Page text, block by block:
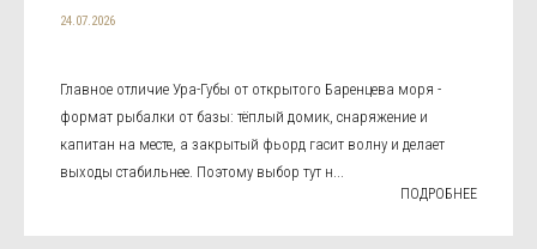
24.07.2026
Главное отличие Ура-Губы от открытого Баренцева моря -
формат рыбалки от базы: тёплый домик, снаряжение и
капитан на месте, а закрытый фьорд гасит волну и делает
выходы стабильнее. Поэтому выбор тут н...
ПОДРОБНЕЕ